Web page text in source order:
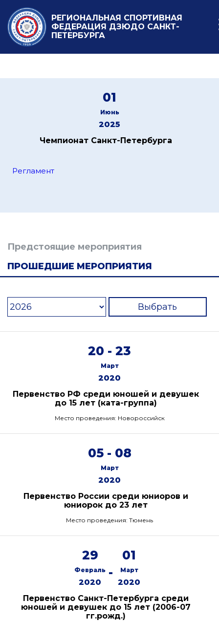
РЕГИОНАЛЬНАЯ СПОРТИВНАЯ
ФЕДЕРАЦИЯ ДЗЮДО САНКТ-
ПЕТЕРБУРГА
01
Июнь
2025
Чемпионат Санкт-Петербурга
Регламент
Предстоящие мероприятия
ПРОШЕДШИЕ МЕРОПРИЯТИЯ
Выбрать
20 - 23
Март
2020
Первенство РФ среди юношей и девушек
до 15 лет (ката-группа)
Место проведения: Новороссийск
05 - 08
Март
2020
Первенство России среди юниоров и
юниорок до 23 лет
Место проведения: Тюмень
29
Февраль
2020
-
01
Март
2020
Первенство Санкт-Петербурга среди
юношей и девушек до 15 лет (2006-07
гг.рожд.)